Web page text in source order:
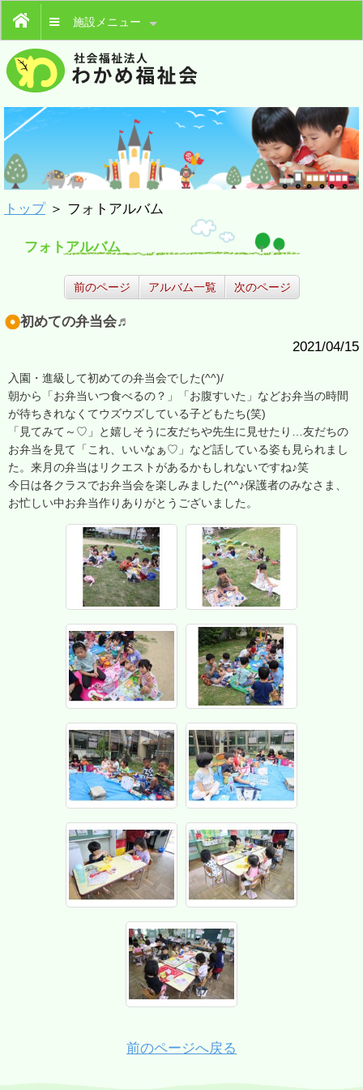
施設メニュー
トップ＞ フォトアルバム
フォトアルバム
前のページ アルバム一覧 次のページ
初めての弁当会♬
2021/04/15
入園・進級して初めての弁当会でした(^^)/
朝から「お弁当いつ食べるの？」「お腹すいた」などお弁当の時間
が待ちきれなくてウズウズしている子どもたち(笑)
「見てみて～♡」と嬉しそうに友だちや先生に見せたり…友だちの
お弁当を見て「これ、いいなぁ♡」など話している姿も見られまし
た。来月の弁当はリクエストがあるかもしれないですね♪笑
今日は各クラスでお弁当会を楽しみました(^^♪保護者のみなさま、
お忙しい中お弁当作りありがとうございました。
前のページへ戻る